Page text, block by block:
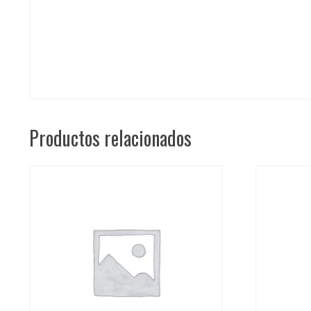
Productos relacionados